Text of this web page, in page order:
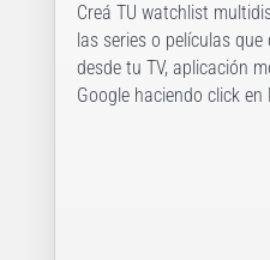
Creá TU watchlist
las series o películas
desde tu TV, aplicación
Google haciendo click en